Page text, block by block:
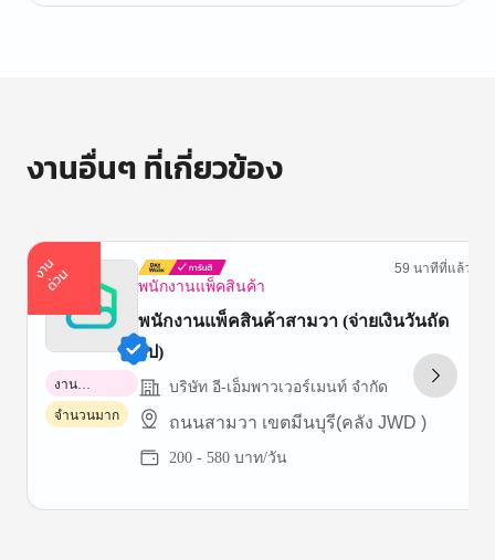
งานอื่นๆ ที่เกี่ยวข้อง
ง
า
น
ด่
ว
น พนักงานแพ็คสินค้า
59 นาทีที่แล้ว
พนักงานแพ็คสินค้าสามวา (จ่ายเงินวันถัด
ไป)
บริษัท อี-เอ็มพาวเวอร์เมนท์ จำกัด
ถนนสามวา เขตมีนบุรี(คลัง JWD )
200 - 580 บาท/วัน
งาน
พาร์ทไทม์
จำนวนมาก